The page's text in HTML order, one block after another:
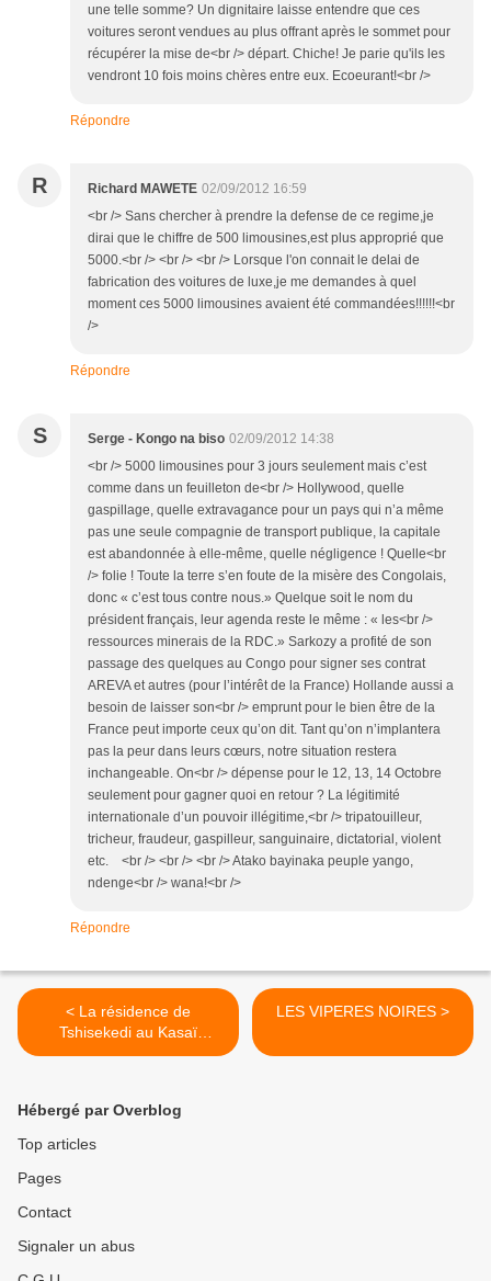
une telle somme? Un dignitaire laisse entendre que ces
voitures seront vendues au plus offrant après le sommet pour
récupérer la mise de<br /> départ. Chiche! Je parie qu'ils les
vendront 10 fois moins chères entre eux. Ecoeurant!<br />
Répondre
R Richard MAWETE 02/09/2012 16:59
<br /> Sans chercher à prendre la defense de ce regime,je
dirai que le chiffre de 500 limousines,est plus approprié que
5000.<br /> <br /> <br /> Lorsque l'on connait le delai de
fabrication des voitures de luxe,je me demandes à quel
moment ces 5000 limousines avaient été commandées!!!!!!<br
/>
Répondre
S Serge - Kongo na biso 02/09/2012 14:38
<br /> 5000 limousines pour 3 jours seulement mais c’est
comme dans un feuilleton de<br /> Hollywood, quelle
gaspillage, quelle extravagance pour un pays qui n’a même
pas une seule compagnie de transport publique, la capitale
est abandonnée à elle-même, quelle négligence ! Quelle<br
/> folie ! Toute la terre s’en foute de la misère des Congolais,
donc « c’est tous contre nous.» Quelque soit le nom du
président français, leur agenda reste le même : « les<br />
ressources minerais de la RDC.» Sarkozy a profité de son
passage des quelques au Congo pour signer ses contrat
AREVA et autres (pour l’intérêt de la France) Hollande aussi a
besoin de laisser son<br /> emprunt pour le bien être de la
France peut importe ceux qu’on dit. Tant qu’on n’implantera
pas la peur dans leurs cœurs, notre situation restera
inchangeable. On<br /> dépense pour le 12, 13, 14 Octobre
seulement pour gagner quoi en retour ? La légitimité
internationale d’un pouvoir illégitime,<br /> tripatouilleur,
tricheur, fraudeur, gaspilleur, sanguinaire, dictatorial, violent
etc. <br /> <br /> <br /> Atako bayinaka peuple yango,
ndenge<br /> wana!<br />
Répondre
< La résidence de
Tshisekedi au Kasaï
vandalisée
LES VIPERES NOIRES >
Hébergé par Overblog
Top articles
Pages
Contact
Signaler un abus